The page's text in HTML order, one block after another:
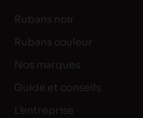
Rubans noir
Rubans couleur
Nos marques
Guide et conseils
L’entreprise